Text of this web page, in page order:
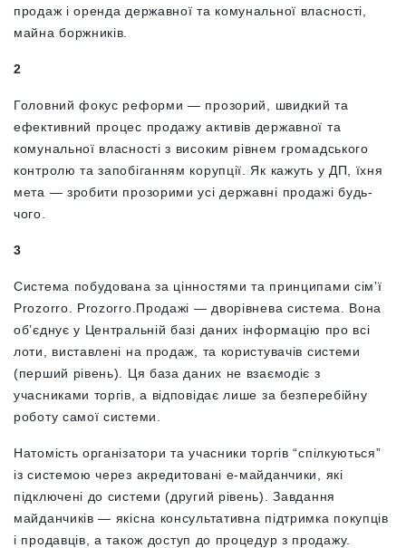
продаж і оренда державної та комунальної власності,
майна боржників.
2
Головний фокус реформи — прозорий, швидкий та
ефективний процес продажу активів державної та
комунальної власності з високим рівнем громадського
контролю та запобіганням корупції. Як кажуть у ДП, їхня
мета — зробити прозорими усі державні продажі будь-
чого.
3
Система побудована за цінностями та принципами сім’ї
Prozorro. Prozorro.Продажі — дворівнева система. Вона
об’єднує у Центральній базі даних інформацію про всі
лоти, виставлені на продаж, та користувачів системи
(перший рівень). Ця база даних не взаємодіє з
учасниками торгів, а відповідає лише за безперебійну
роботу самої системи.
Натомість організатори та учасники торгів “спілкуються”
із системою через акредитовані е-майданчики, які
підключені до системи (другий рівень). Завдання
майданчиків — якісна консультативна підтримка покупців
і продавців, а також доступ до процедур з продажу.